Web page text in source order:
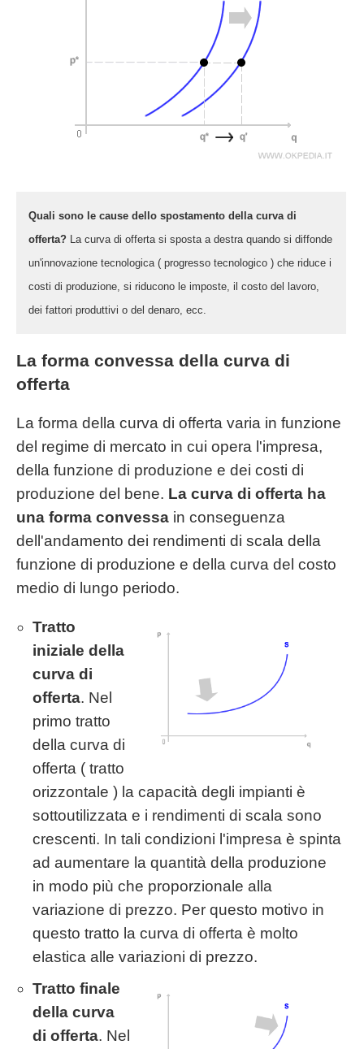
Quali sono le cause dello spostamento della curva di
offerta? La curva di offerta si sposta a destra quando si diffonde
un'innovazione tecnologica ( progresso tecnologico ) che riduce i
costi di produzione, si riducono le imposte, il costo del lavoro,
dei fattori produttivi o del denaro, ecc.
La forma convessa della curva di
offerta
La forma della curva di offerta varia in funzione
del regime di mercato in cui opera l'impresa,
della funzione di produzione e dei costi di
produzione del bene. La curva di offerta ha
una forma convessa in conseguenza
dell'andamento dei rendimenti di scala della
funzione di produzione e della curva del costo
medio di lungo periodo.
Tratto
iniziale della
curva di
offerta. Nel
primo tratto
della curva di
offerta ( tratto
orizzontale ) la capacità degli impianti è
sottoutilizzata e i rendimenti di scala sono
crescenti. In tali condizioni l'impresa è spinta
ad aumentare la quantità della produzione
in modo più che proporzionale alla
variazione di prezzo. Per questo motivo in
questo tratto la curva di offerta è molto
elastica alle variazioni di prezzo.
Tratto finale
della curva
di offerta. Nel